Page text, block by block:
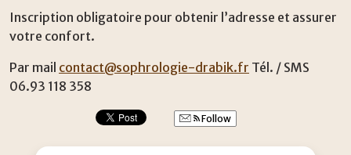
Inscription obligatoire pour obtenir l’adresse et assurer
votre confort.
Par mail contact@sophrologie-drabik.fr Tél. / SMS
06.93 118 358
Follow